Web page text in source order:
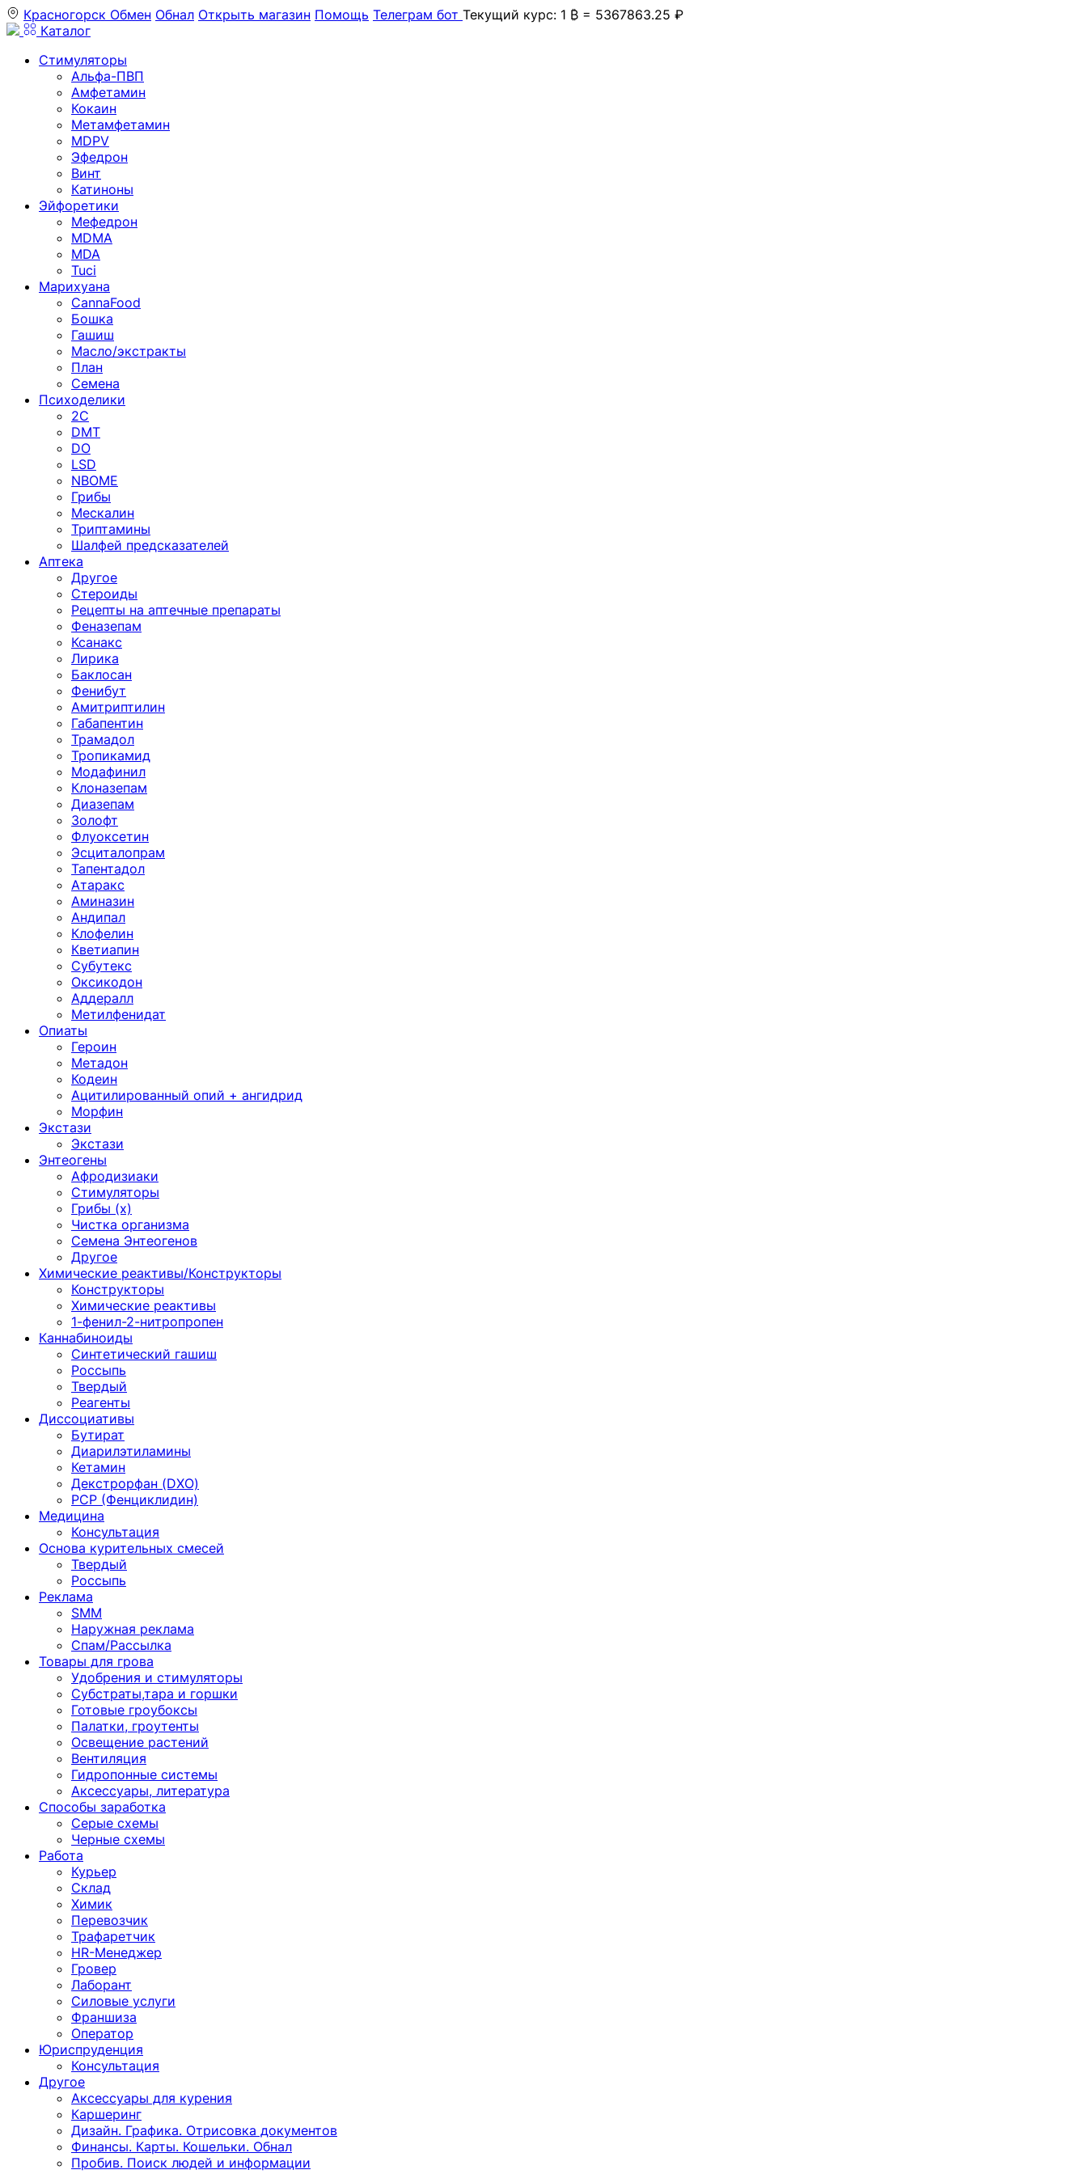
Красногорск Обмен Обнал Открыть магазин Помощь Телеграм бот Текущий курс: 1 ₿ = 5367863.25 ₽
Каталог
Стимуляторы
Альфа-ПВП
Амфетамин
Кокаин
Метамфетамин
MDPV
Эфедрон
Винт
Катиноны
Эйфоретики
Мефедрон
MDMA
MDA
Tuci
Марихуана
CannaFood
Бошка
Гашиш
Масло/экстракты
План
Семена
Психоделики
2C
DMT
DO
LSD
NBOME
Грибы
Мескалин
Триптамины
Шалфей предсказателей
Аптека
Другое
Стероиды
Рецепты на аптечные препараты
Феназепам
Ксанакс
Лирика
Баклосан
Фенибут
Амитриптилин
Габапентин
Трамадол
Тропикамид
Модафинил
Клоназепам
Диазепам
Золофт
Флуоксетин
Эсциталопрам
Тапентадол
Атаракс
Аминазин
Андипал
Клофелин
Кветиапин
Субутекс
Оксикодон
Аддералл
Метилфенидат
Опиаты
Героин
Метадон
Кодеин
Ацитилированный опий + ангидрид
Морфин
Экстази
Экстази
Энтеогены
Афродизиаки
Стимуляторы
Грибы (х)
Чистка организма
Семена Энтеогенов
Другое
Химические реактивы/Конструкторы
Конструкторы
Химические реактивы
1-фенил-2-нитропропен
Каннабиноиды
Синтетический гашиш
Россыпь
Твердый
Реагенты
Диссоциативы
Бутират
Диарилэтиламины
Кетамин
Декстрорфан (DXO)
PCP (Фенциклидин)
Медицина
Консультация
Основа курительных смесей
Твердый
Россыпь
Реклама
SMM
Наружная реклама
Спам/Рассылка
Товары для грова
Удобрения и стимуляторы
Субстраты,тара и горшки
Готовые гроубоксы
Палатки, гроутенты
Освещение растений
Вентиляция
Гидропонные системы
Аксессуары, литература
Способы заработка
Серые схемы
Черные схемы
Работа
Курьер
Склад
Химик
Перевозчик
Трафаретчик
HR-Менеджер
Гровер
Лаборант
Силовые услуги
Франшиза
Оператор
Юриспруденция
Консультация
Другoе
Аксессуары для курения
Каршеринг
Дизайн. Графика. Отрисовка документов
Финансы. Карты. Кошельки. Обнал
Пробив. Поиск людей и информации